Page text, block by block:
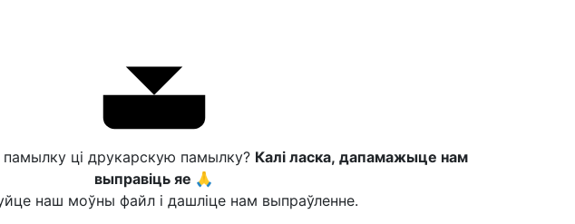
ці друкарскую памылку? Калі ласка, дапамажыце нам
выправіць яе 🙏
наш моўны файл і дашліце нам выпраўленне.